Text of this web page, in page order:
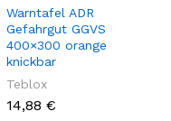
Warntafel ADR
Gefahrgut GGVS
400×300 orange
knickbar
Teblox
14,88€